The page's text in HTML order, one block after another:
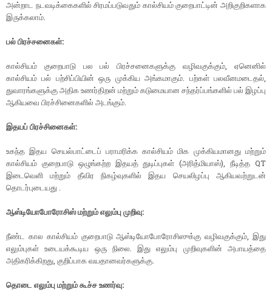
அன்றாட நடவடிக்கைகளில் சிரமப்படுவதும் கால்சியம் குறைபாட்டின் அறிகுறிகளாக
இருக்கலாம்.
பல் பிரச்சனைகள்:
கால்சியம் குறைபாடு பல பல் பிரச்சனைகளுக்கு வழிவகுக்கும், ஏனெனில்
கால்சியம் பல் பற்சிப்பியின் ஒரு முக்கிய அங்கமாகும். பற்கள் பலவீனமடைதல்,
துவாரங்களுக்கு அதிக உணர்திறன் மற்றும் கடுமையான சந்தர்ப்பங்களில் பல் இழப்பு
ஆகியவை பிரச்சினைகளில் அடங்கும்.
இதயப் பிரச்சினைகள்:
உகந்த இதய செயல்பாட்டைப் பராமரிக்க கால்சியம் மிக முக்கியமானது மற்றும்
கால்சியம் குறைபாடு ஒழுங்கற்ற இதயத் துடிப்புகள் (அரித்மியாஸ்), நீடித்த QT
இடைவெளி மற்றும் தீவிர நிகழ்வுகளில் இதய செயலிழப்பு ஆகியவற்றுடன்
தொடர்புடையது .
ஆஸ்டியோபோரோசிஸ் மற்றும் எலும்பு முறிவு:
நீண்ட கால கால்சியம் குறைபாடு ஆஸ்டியோபோரோசிஸுக்கு வழிவகுக்கும், இது
எலும்புகள் உடையக்கூடிய ஒரு நிலை. இது எலும்பு முறிவுகளின் அபாயத்தை
அதிகரிக்கிறது, குறிப்பாக வயதானவர்களுக்கு.
தொடை எலும்பு மற்றும் கூச்ச உணர்வு: